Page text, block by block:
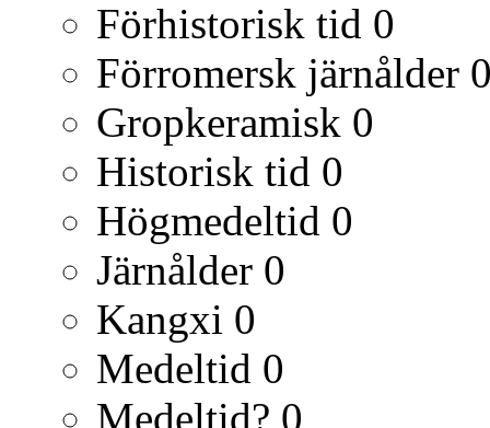
Förhistorisk tid 0
Förromersk järnålder
Gropkeramisk 0
Historisk tid 0
Högmedeltid 0
Järnålder 0
Kangxi 0
Medeltid 0
Medeltid? 0